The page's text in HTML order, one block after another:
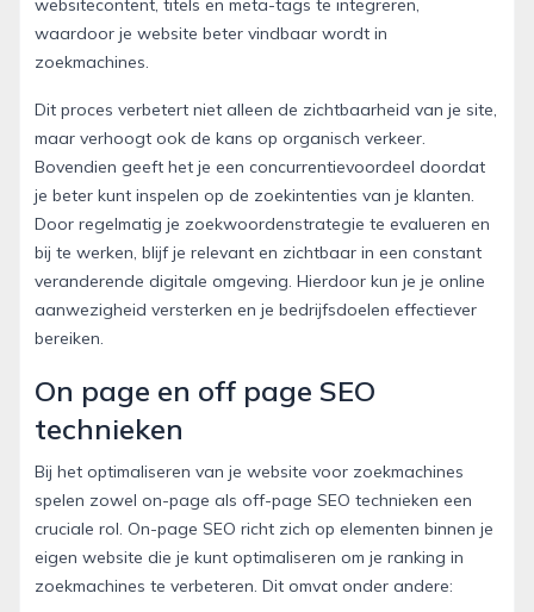
websitecontent, titels en meta-tags te integreren,
waardoor je website beter vindbaar wordt in
zoekmachines.
Dit proces verbetert niet alleen de zichtbaarheid van je site,
maar verhoogt ook de kans op organisch verkeer.
Bovendien geeft het je een concurrentievoordeel doordat
je beter kunt inspelen op de zoekintenties van je klanten.
Door regelmatig je zoekwoordenstrategie te evalueren en
bij te werken, blijf je relevant en zichtbaar in een constant
veranderende digitale omgeving. Hierdoor kun je je online
aanwezigheid versterken en je bedrijfsdoelen effectiever
bereiken.
On page en off page SEO
technieken
Bij het optimaliseren van je website voor zoekmachines
spelen zowel on-page als off-page SEO technieken een
cruciale rol. On-page SEO richt zich op elementen binnen je
eigen website die je kunt optimaliseren om je ranking in
zoekmachines te verbeteren. Dit omvat onder andere: